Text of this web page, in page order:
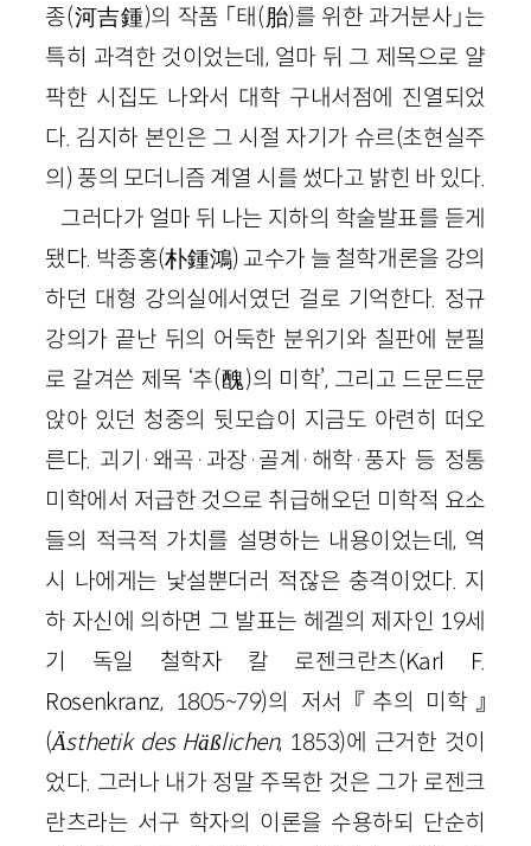
종(河吉鍾)의 작품 「태(胎)를 위한 과거분사」는
특히 과격한 것이었는데, 얼마 뒤 그 제목으로 얄
팍한 시집도 나와서 대학 구내서점에 진열되었
다. 김지하 본인은 그 시절 자기가 슈르(초현실주
의) 풍의 모더니즘 계열 시를 썼다고 밝힌 바 있다.
그러다가 얼마 뒤 나는 지하의 학술발표를 듣게
됐다. 박종홍(朴鍾鴻) 교수가 늘 철학개론을 강의
하던 대형 강의실에서였던 걸로 기억한다. 정규
강의가 끝난 뒤의 어둑한 분위기와 칠판에 분필
로 갈겨쓴 제목 ‘추(醜)의 미학’, 그리고 드문드문
앉아 있던 청중의 뒷모습이 지금도 아련히 떠오
른다. 괴기·왜곡·과장·골계·해학·풍자 등 정통
미학에서 저급한 것으로 취급해오던 미학적 요소
들의 적극적 가치를 설명하는 내용이었는데, 역
시 나에게는 낯설뿐더러 적잖은 충격이었다. 지
하 자신에 의하면 그 발표는 헤겔의 제자인 19세
기 독일 철학자 칼 로젠크란츠(Karl F.
Rosenkranz, 1805~79)의 저서 『추의 미학』
(Ästhetik des Häßlichen, 1853)에 근거한 것이
었다. 그러나 내가 정말 주목한 것은 그가 로젠크
란츠라는 서구 학자의 이론을 수용하되 단순히